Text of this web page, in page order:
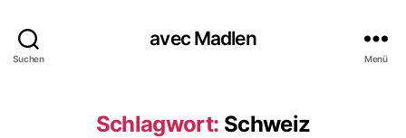
Suchen
avec Madlen
Menü
Schlagwort: Schweiz